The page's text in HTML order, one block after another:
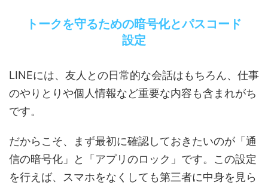
トークを守るための暗号化とパスコード
設定
LINEには、友人との日常的な会話はもちろん、仕事
のやりとりや個人情報など重要な内容も含まれがち
です。
だからこそ、まず最初に確認しておきたいのが「通
信の暗号化」と「アプリのロック」です。この設定
を行えば、スマホをなくしても第三者に中身を見ら